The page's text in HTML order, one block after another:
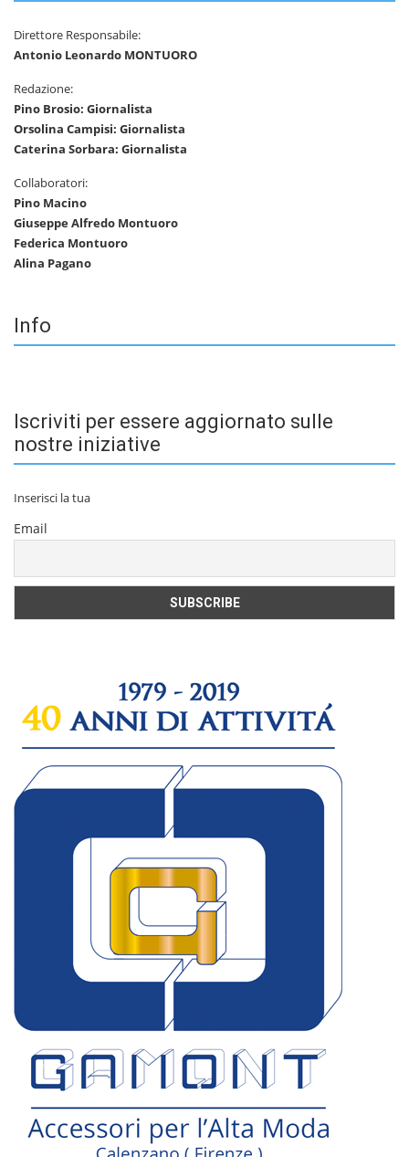
Direttore Responsabile:
Antonio Leonardo MONTUORO
Redazione:
Pino Brosio: Giornalista
Orsolina Campisi: Giornalista
Caterina Sorbara: Giornalista
Collaboratori:
Pino Macino
Giuseppe Alfredo Montuoro
Federica Montuoro
Alina Pagano
Info
Iscriviti per essere aggiornato sulle
nostre iniziative
Inserisci la tua
Email